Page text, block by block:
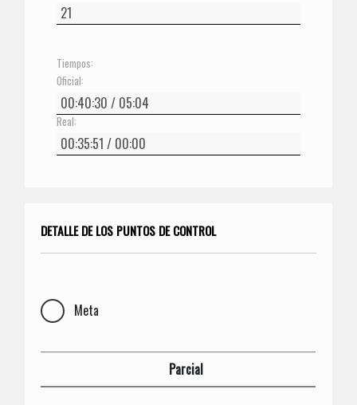
Tiempos:
Oficial:
Real:
DETALLE DE LOS PUNTOS DE CONTROL
Meta
Parcial